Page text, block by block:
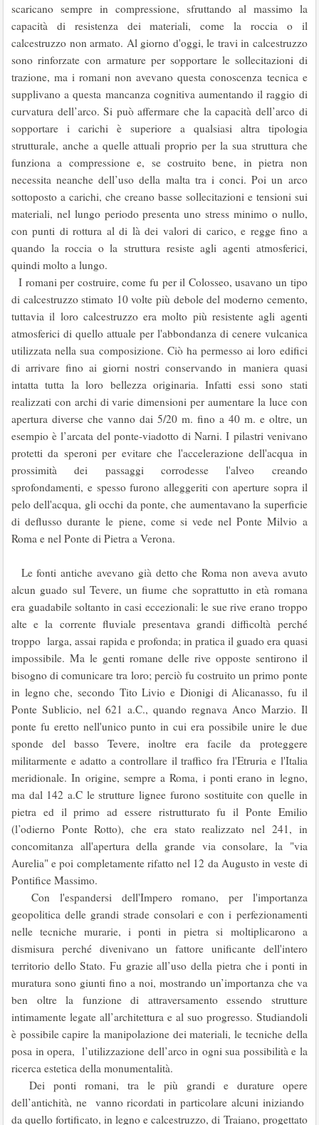
scaricano sempre in compressione, sfruttando al massimo la
capacità di resistenza dei materiali, come la roccia o il
calcestruzzo non armato. Al giorno d'oggi, le travi in calcestruzzo
sono rinforzate con armature per sopportare le sollecitazioni di
trazione, ma i romani non avevano questa conoscenza tecnica e
supplivano a questa mancanza cognitiva aumentando il raggio di
curvatura dell’arco. Si può affermare che la capacità dell’arco di
sopportare i carichi è superiore a qualsiasi altra tipologia
strutturale, anche a quelle attuali proprio per la sua struttura che
funziona a compressione e, se costruito bene, in pietra non
necessita neanche dell’uso della malta tra i conci. Poi un arco
sottoposto a carichi, che creano basse sollecitazioni e tensioni sui
materiali, nel lungo periodo presenta uno stress minimo o nullo,
con punti di rottura al di là dei valori di carico, e regge fino a
quando la roccia o la struttura resiste agli agenti atmosferici,
quindi molto a lungo.
I romani per costruire, come fu per il Colosseo, usavano un tipo
di calcestruzzo stimato 10 volte più debole del moderno cemento,
tuttavia il loro calcestruzzo era molto più resistente agli agenti
atmosferici di quello attuale per l'abbondanza di cenere vulcanica
utilizzata nella sua composizione. Ciò ha permesso ai loro edifici
di arrivare fino ai giorni nostri conservando in maniera quasi
intatta tutta la loro bellezza originaria. Infatti essi sono stati
realizzati con archi di varie dimensioni per aumentare la luce con
apertura diverse che vanno dai 5/20 m. fino a 40 m. e oltre, un
esempio è l’arcata del ponte-viadotto di Narni. I pilastri venivano
protetti da speroni per evitare che l'accelerazione dell'acqua in
prossimità dei passaggi corrodesse l'alveo creando
sprofondamenti, e spesso furono alleggeriti con aperture sopra il
pelo dell'acqua, gli occhi da ponte, che aumentavano la superficie
di deflusso durante le piene, come si vede nel Ponte Milvio a
Roma e nel Ponte di Pietra a Verona.
Le fonti antiche avevano già detto che Roma non aveva avuto
alcun guado sul Tevere, un fiume che soprattutto in età romana
era guadabile soltanto in casi eccezionali: le sue rive erano troppo
alte e la corrente fluviale presentava grandi difficoltà perché
troppo larga, assai rapida e profonda; in pratica il guado era quasi
impossibile. Ma le genti romane delle rive opposte sentirono il
bisogno di comunicare tra loro; perciò fu costruito un primo ponte
in legno che, secondo Tito Livio e Dionigi di Alicanasso, fu il
Ponte Sublicio, nel 621 a.C., quando regnava Anco Marzio. Il
ponte fu eretto nell'unico punto in cui era possibile unire le due
sponde del basso Tevere, inoltre era facile da proteggere
militarmente e adatto a controllare il traffico fra l'Etruria e l'Italia
meridionale. In origine, sempre a Roma, i ponti erano in legno,
ma dal 142 a.C le strutture lignee furono sostituite con quelle in
pietra ed il primo ad essere ristrutturato fu il Ponte Emilio
(l’odierno Ponte Rotto), che era stato realizzato nel 241, in
concomitanza all'apertura della grande via consolare, la "via
Aurelia" e poi completamente rifatto nel 12 da Augusto in veste di
Pontifice Massimo.
Con l'espandersi dell'Impero romano, per l'importanza
geopolitica delle grandi strade consolari e con i perfezionamenti
nelle tecniche murarie, i ponti in pietra si moltiplicarono a
dismisura perché divenivano un fattore unificante dell'intero
territorio dello Stato. Fu grazie all’uso della pietra che i ponti in
muratura sono giunti fino a noi, mostrando un’importanza che va
ben oltre la funzione di attraversamento essendo strutture
intimamente legate all’architettura e al suo progresso. Studiandoli
è possibile capire la manipolazione dei materiali, le tecniche della
posa in opera, l’utilizzazione dell’arco in ogni sua possibilità e la
ricerca estetica della monumentalità.
Dei ponti romani, tra le più grandi e durature opere
dell’antichità, ne vanno ricordati in particolare alcuni iniziando
da quello fortificato, in legno e calcestruzzo, di Traiano, progettato